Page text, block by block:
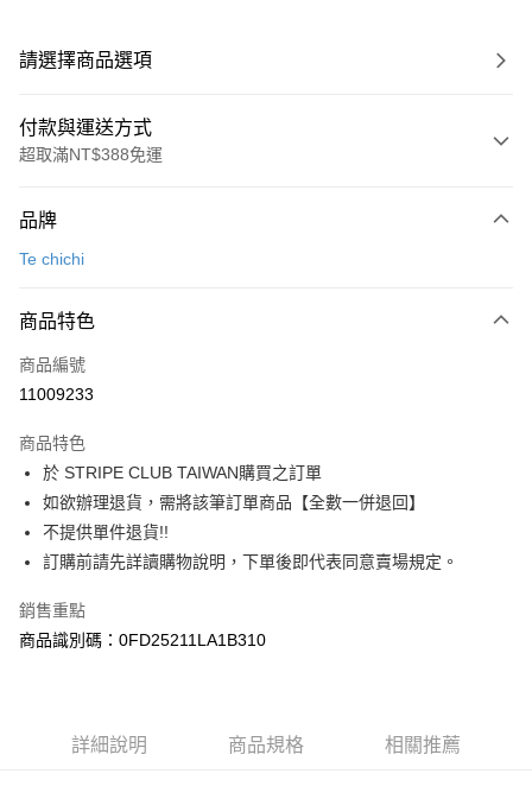
請選擇商品選項
付款與運送方式
超取滿NT$388免運
信用卡一次付款
3 期 0 利率 每期
合作金庫商業銀行
上海商業儲蓄銀行
臺灣中小企業銀行
匯豐（台灣）商業銀行
華泰商業銀行
聯邦商業銀行
遠東國際商業銀行
元大商業銀行
玉山商業銀行
星展（台灣）商業銀行
台灣樂天信用卡公司
超商取貨付款
LINE Pay
Apple Pay
街口支付
悠遊付
大哥付你分期
相關說明
流程，驗證手機門號後，選擇欲分期的期數、繳款截止日，確認付款後即完
【關於「AFTEE先享後付」】
品牌
Te chichi
商品特色
商品編號
11009233
商品特色
於 STRIPE CLUB TAIWAN購買之訂單
如欲辦理退貨，需將該筆訂單商品【全數一併退回】
不提供單件退貨!!
訂購前請先詳讀購物說明，下單後即代表同意賣場規定。
銷售重點
商品識別碼：0FD25211LA1B310
詳細說明 商品規格 相關推薦